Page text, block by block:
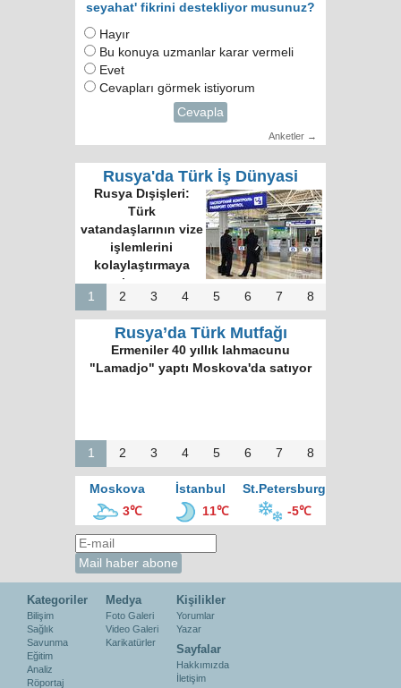
seyahat' fikrini destekliyor musunuz?
Hayır
Bu konuya uzmanlar karar vermeli
Evet
Cevapları görmek istiyorum
Cevapla
Anketler →
Rusya'da Türk İş Dünyasi
Rusya Dışişleri:
Türk
vatandaşlarının vize
işlemlerini
kolaylaştırmaya
hazırız
1
2 3 4 5 6 7 8
Rusya’da Türk Mutfağı
Ermeniler 40 yıllık lahmacunu
"Lamadjo" yaptı Moskova'da satıyor
1 2 3 4 5 6 7 8
Moskova İstanbul
St.Petersburg
3℃
11℃ -5℃
Kategoriler
Bilişim
Sağlık
Savunma
Eğitim
Analiz
Röportaj
Medya
Foto Galeri
Video Galeri
Karikatürler
Kişilikler
Yorumlar
Yazar
Sayfalar
Hakkımızda
İletişim